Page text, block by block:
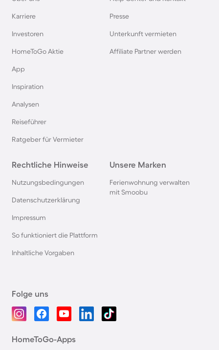
Karriere
Investoren
HomeToGo Aktie
App
Inspiration
Analysen
Reiseführer
Ratgeber für Vermieter
Presse
Unterkunft vermieten
Affiliate Partner werden
Rechtliche Hinweise
Nutzungsbedingungen
Datenschutzerklärung
Impressum
So funktioniert die Plattform
Inhaltliche Vorgaben
Unsere Marken
Ferienwohnung verwalten
mit Smoobu
Folge uns
HomeToGo-Apps